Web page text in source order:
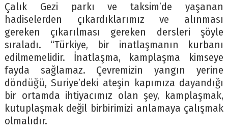
Çalık Gezi parkı ve taksim’de yaşanan
hadiselerden çıkardıklarımız ve alınması
gereken çıkarılması gereken dersleri şöyle
sıraladı. “Türkiye, bir inatlaşmanın kurbanı
edilmemelidir. İnatlaşma, kamplaşma kimseye
fayda sağlamaz. Çevremizin yangın yerine
döndüğü, Suriye’deki ateşin kapımıza dayandığı
bir ortamda ihtiyacımız olan şey, kamplaşmak,
kutuplaşmak değil birbirimizi anlamaya çalışmak
olmalıdır.